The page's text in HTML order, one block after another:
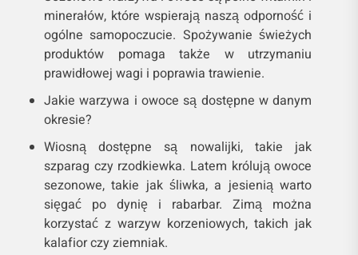
minerałów, które wspierają naszą odporność i
ogólne samopoczucie. Spożywanie świeżych
produktów pomaga także w utrzymaniu
prawidłowej wagi i poprawia trawienie.
Jakie warzywa i owoce są dostępne w danym
okresie?
Wiosną dostępne są nowalijki, takie jak
szparag czy rzodkiewka. Latem królują owoce
sezonowe, takie jak śliwka, a jesienią warto
sięgać po dynię i rabarbar. Zimą można
korzystać z warzyw korzeniowych, takich jak
kalafior czy ziemniak.